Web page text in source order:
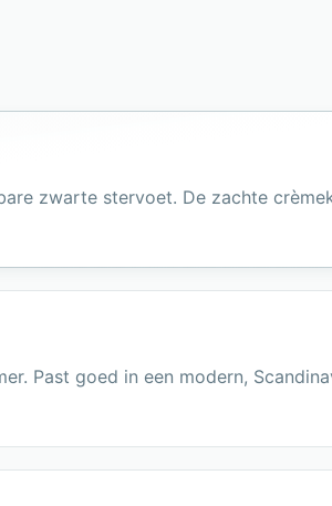
zwarte stervoet. De zachte
Past goed in een modern,